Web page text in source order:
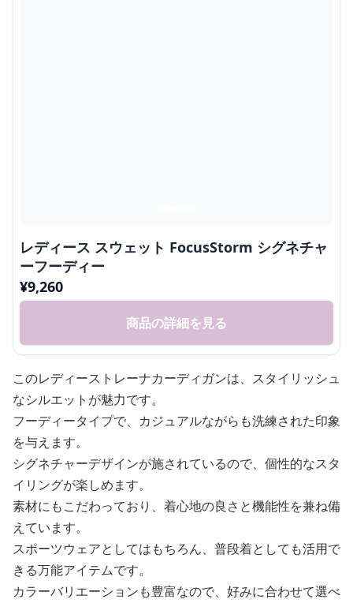
レディース スウェット FocusStorm シグネチャ
ーフーディー
¥9,260
商品の詳細を見る
このレディーストレーナカーディガンは、スタイリッシュ
なシルエットが魅力です。
フーディータイプで、カジュアルながらも洗練された印象
を与えます。
シグネチャーデザインが施されているので、個性的なスタ
イリングが楽しめます。
素材にもこだわっており、着心地の良さと機能性を兼ね備
えています。
スポーツウェアとしてはもちろん、普段着としても活用で
きる万能アイテムです。
カラーバリエーションも豊富なので、好みに合わせて選べ